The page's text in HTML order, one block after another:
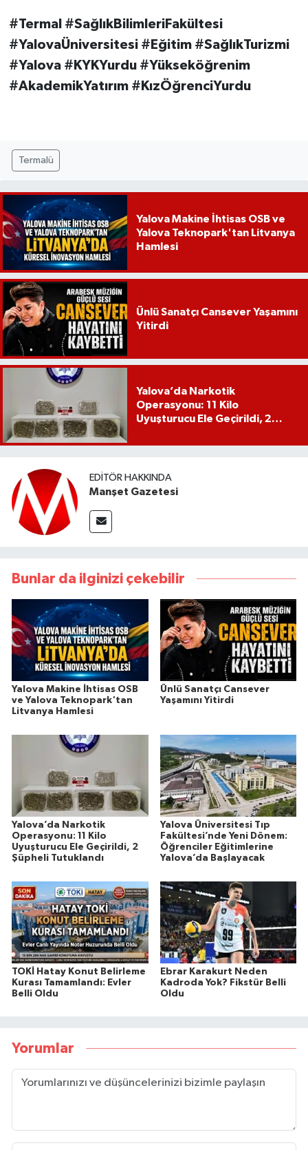
#Termal #SağlıkBilimleriFakültesi
#YalovaÜniversitesi #Eğitim #SağlıkTurizmi
#Yalova #KYKYurdu #Yükseköğrenim
#AkademikYatırım #KızÖğrenciYurdu
Termalü
Yalova Makine İhtisas OSB ve
Yalova Teknopark'tan Litvanya
Hamlesi
Ünlü Sanatçı Cansever Yaşamını
Yitirdi
Yalova’da Narkotik
Operasyonu: 11 Kilo
Uyuşturucu Ele Geçirildi, 2
EDITÖR HAKKINDA
Manşet Gazetesi
Bunlar da ilginizi çekebilir
Yalova Makine İhtisas OSB
ve Yalova Teknopark'tan
Litvanya Hamlesi
Ünlü Sanatçı Cansever
Yaşamını Yitirdi
Yalova’da Narkotik
Operasyonu: 11 Kilo
Uyuşturucu Ele Geçirildi, 2
Şüpheli Tutuklandı
Yalova Üniversitesi Tıp
Fakültesi’nde Yeni Dönem:
Öğrenciler Eğitimlerine
Yalova’da Başlayacak
TOKİ Hatay Konut Belirleme
Kurası Tamamlandı: Evler
Belli Oldu
Ebrar Karakurt Neden
Kadroda Yok? Fikstür Belli
Oldu
Yorumlar